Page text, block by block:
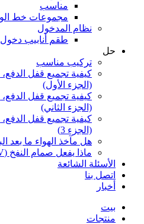
مناسب
مجموعات خط
نظام المدخول
طقم أنابيب دخول
حل
تركيب مناسب
(الجزء الأول)
(الجزء الثاني)
(الجزء 3)
هل مآخذ الهواء ما بعد
ماذا يفعل صمام النفخ (BOV)؟
الأسئلة الشائعة
اتصل بنا
أخبار
بيت
منتجات